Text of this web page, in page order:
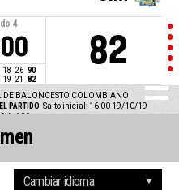
4
18 26 90
19 21 82
82
DE BALONCESTO COLOMBIANO
PARTIDO Salto inicial: 16:00 19/10/19
100